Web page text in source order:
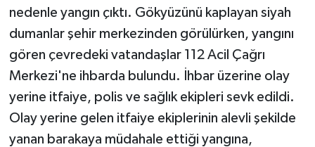
nedenle yangın çıktı. Gökyüzünü kaplayan siyah
dumanlar şehir merkezinden görülürken, yangını
gören çevredeki vatandaşlar 112 Acil Çağrı
Merkezi'ne ihbarda bulundu. İhbar üzerine olay
yerine itfaiye, polis ve sağlık ekipleri sevk edildi.
Olay yerine gelen itfaiye ekiplerinin alevli şekilde
yanan barakaya müdahale ettiği yangına,
Turizm
Yaşam